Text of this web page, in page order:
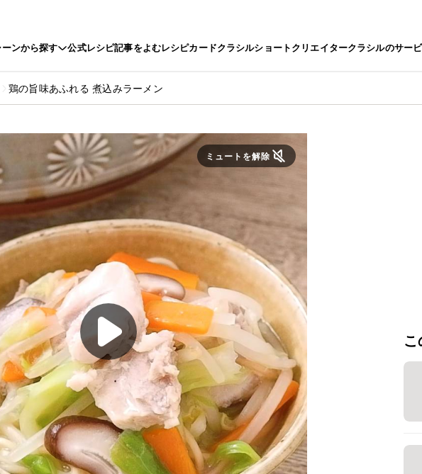
ーンから探す 公式レシピ記事をよむレシピカードクラシルショートクリエイタークラシルのサー
鶏の旨味あふれる 煮込みラーメン
ミュートを解除